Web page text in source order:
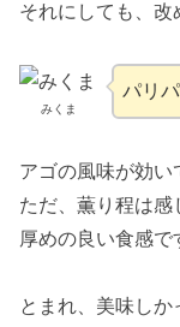
それにしても、改
みくま
パリ
アゴの風味が効い
ただ、薫り程は感
厚めの良い食感で
とまれ、美味しか